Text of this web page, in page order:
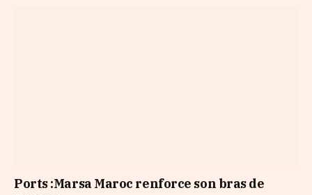
Ports :Marsa Maroc renforce son bras de